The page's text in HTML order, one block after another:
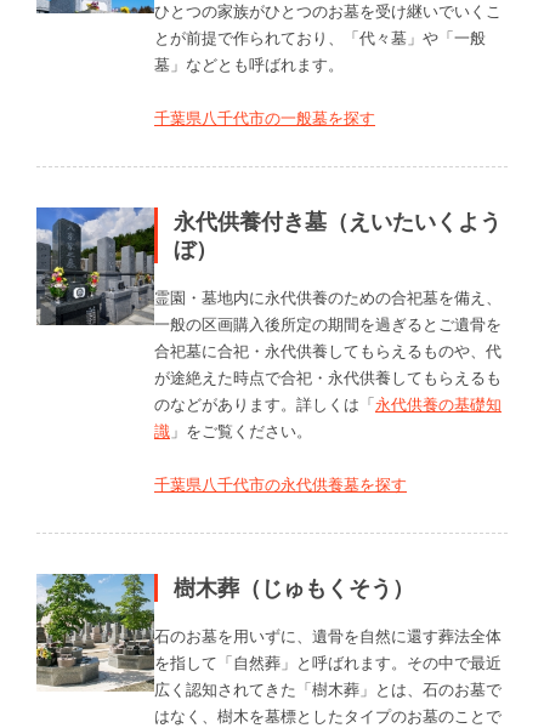
ひとつの家族がひとつのお墓を受け継いでいくこ
とが前提で作られており、「代々墓」や「一般
墓」などとも呼ばれます。
千葉県八千代市の一般墓を探す
永代供養付き墓（えいたいくよう
ぼ）
霊園・墓地内に永代供養のための合祀墓を備え、
一般の区画購入後所定の期間を過ぎるとご遺骨を
合祀墓に合祀・永代供養してもらえるものや、代
が途絶えた時点で合祀・永代供養してもらえるも
のなどがあります。詳しくは「永代供養の基礎知
識 」をご覧ください。
千葉県八千代市の永代供養墓を探す
樹木葬（じゅもくそう）
石のお墓を用いずに、遺骨を自然に還す葬法全体
を指して「自然葬」と呼ばれます。その中で最近
広く認知されてきた「樹木葬」とは、石のお墓で
はなく、樹木を墓標としたタイプのお墓のことで